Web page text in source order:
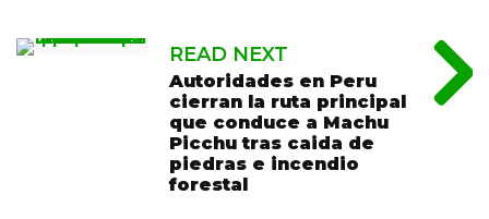
READ NEXT
Autoridades en Peru
cierran la ruta principal
que conduce a Machu
Picchu tras caida de
piedras e incendio
forestal